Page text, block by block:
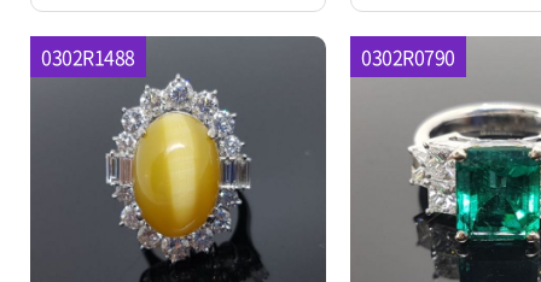
0302R1488 0302R0790